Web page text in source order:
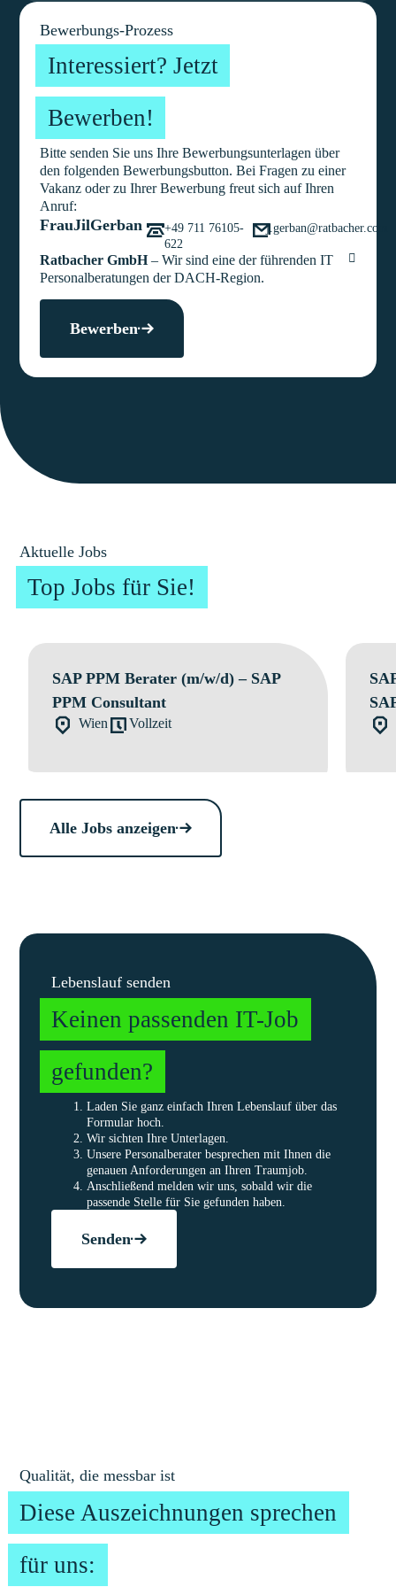
Bewerbungs-Prozess
Interessiert? Jetzt
Bewerben!
Bitte senden Sie uns Ihre Bewerbungsunterlagen über
den folgenden Bewerbungsbutton. Bei Fragen zu einer
Vakanz oder zu Ihrer Bewerbung freut sich auf Ihren
Anruf:
FrauJilGerban
+49 711 76105-
622
j.gerban@ratbacher.com
Ratbacher GmbH– Wir sind eine der führenden IT
Personalberatungen der DACH-Region.
Bewerben
Aktuelle Jobs
Top Jobs für Sie!
SAP PPM Berater (m/w/d) – SAP
PPM Consultant
Wien Vollzeit
Alle Jobs anzeigen
Lebenslauf senden
Keinen passenden IT-Job
gefunden?
Laden Sie ganz einfach Ihren Lebenslauf über das
Formular hoch.
Wir sichten Ihre Unterlagen.
Unsere Personalberater besprechen mit Ihnen die
genauen Anforderungen an Ihren Traumjob.
Anschließend melden wir uns, sobald wir die
passende Stelle für Sie gefunden haben.
Senden
Qualität, die messbar ist
Diese Auszeichnungen sprechen
für uns: